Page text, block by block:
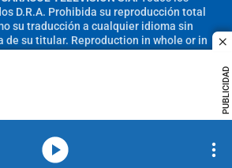
PUBLICIDAD
D.R.A. Prohibida su reproducción total
su traducción a cualquier idioma sin
de su titular. Reproduction in whole or in